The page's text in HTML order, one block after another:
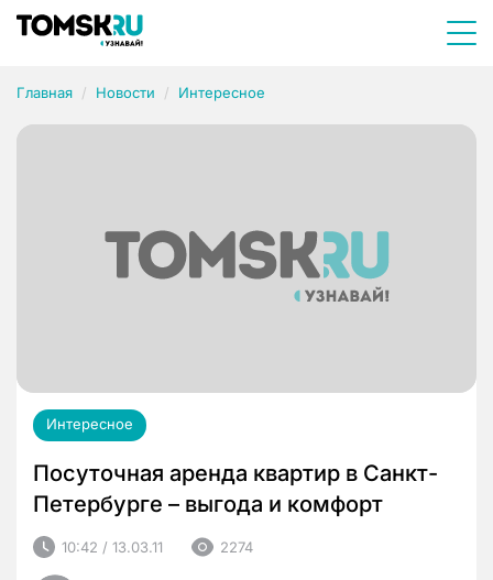
Главная Новости Интересное
Интересное
Посуточная аренда квартир в Санкт-
Петербурге – выгода и комфорт
10:42 / 13.03.11 2274